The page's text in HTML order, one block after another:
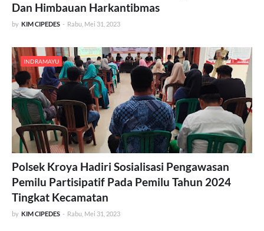
Dan Himbauan Harkantibmas
by KIM CIPEDES - Rabu, Mei 31, 2023
INDRAMAYU
Polsek Kroya Hadiri Sosialisasi Pengawasan
Pemilu Partisipatif Pada Pemilu Tahun 2024
Tingkat Kecamatan
by KIM CIPEDES - Rabu, Mei 31, 2023